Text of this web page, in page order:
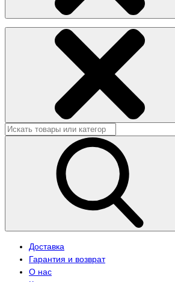
Доставка
Гарантия и возврат
О нас